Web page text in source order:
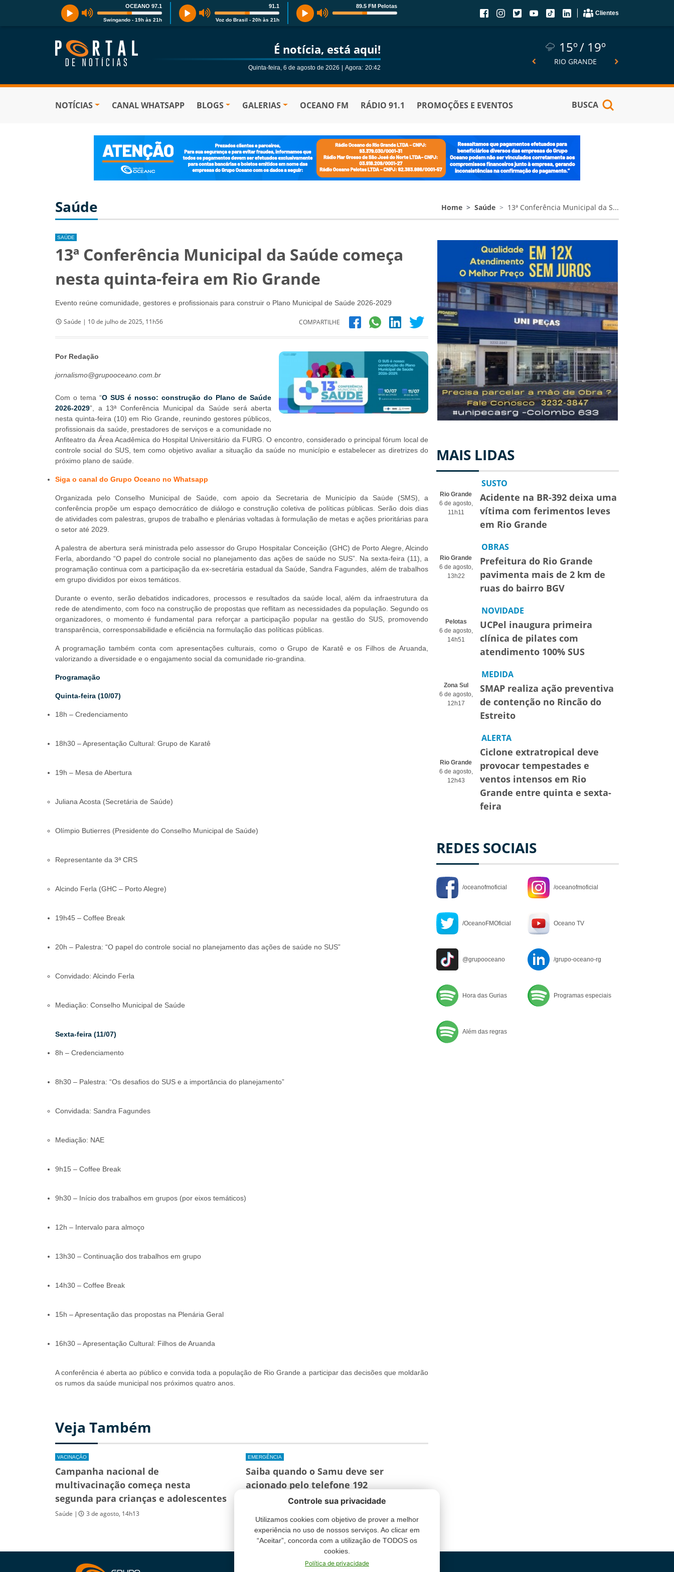
OCEANO 97.1
Swingando - 19h às 21h
91.1
Voz do Brasil - 20h às 21h
89.5 FM Pelotas
Clientes
É notícia, está aqui!
Quinta-feira, 6 de agosto de 2026 | Agora: 20:42
15º 19º
RIO GRANDE
NOTÍCIAS CANAL WHATSAPP BLOGS GALERIAS OCEANO FM RÁDIO 91.1 PROMOÇÕES E EVENTOS BUSCA
Saúde Home Saúde 13ª Conferência Municipal da S...
SAÚDE
13ª Conferência Municipal da Saúde começa
nesta quinta-feira em Rio Grande
Evento reúne comunidade, gestores e profissionais para construir o Plano Municipal de Saúde 2026-2029
Saúde | 10 de julho de 2025, 11h56 COMPARTILHE
Por Redação
jornalismo@grupooceano.com.br
Com o tema “O SUS é nosso: construção do Plano de Saúde
2026-2029”, a 13ª Conferência Municipal da Saúde será aberta
nesta quinta-feira (10) em Rio Grande, reunindo gestores públicos,
profissionais da saúde, prestadores de serviços e a comunidade no
Anfiteatro da Área Acadêmica do Hospital Universitário da FURG. O encontro, considerado o principal fórum local de
controle social do SUS, tem como objetivo avaliar a situação da saúde no município e estabelecer as diretrizes do
próximo plano de saúde.
Siga o canal do Grupo Oceano no Whatsapp
Organizada pelo Conselho Municipal de Saúde, com apoio da Secretaria de Município da Saúde (SMS), a
conferência propõe um espaço democrático de diálogo e construção coletiva de políticas públicas. Serão dois dias
de atividades com palestras, grupos de trabalho e plenárias voltadas à formulação de metas e ações prioritárias para
o setor até 2029.
A palestra de abertura será ministrada pelo assessor do Grupo Hospitalar Conceição (GHC) de Porto Alegre, Alcindo
Ferla, abordando “O papel do controle social no planejamento das ações de saúde no SUS”. Na sexta-feira (11), a
programação continua com a participação da ex-secretária estadual da Saúde, Sandra Fagundes, além de trabalhos
em grupo divididos por eixos temáticos.
Durante o evento, serão debatidos indicadores, processos e resultados da saúde local, além da infraestrutura da
rede de atendimento, com foco na construção de propostas que reflitam as necessidades da população. Segundo os
organizadores, o momento é fundamental para reforçar a participação popular na gestão do SUS, promovendo
transparência, corresponsabilidade e eficiência na formulação das políticas públicas.
A programação também conta com apresentações culturais, como o Grupo de Karatê e os Filhos de Aruanda,
valorizando a diversidade e o engajamento social da comunidade rio-grandina.
Programação
Quinta-feira (10/07)
18h – Credenciamento
18h30 – Apresentação Cultural: Grupo de Karatê
19h – Mesa de Abertura
Juliana Acosta (Secretária de Saúde)
Olímpio Butierres (Presidente do Conselho Municipal de Saúde)
Representante da 3ª CRS
Alcindo Ferla (GHC – Porto Alegre)
19h45 – Coffee Break
20h – Palestra: “O papel do controle social no planejamento das ações de saúde no SUS”
Convidado: Alcindo Ferla
Mediação: Conselho Municipal de Saúde
Sexta-feira (11/07)
8h – Credenciamento
8h30 – Palestra: “Os desafios do SUS e a importância do planejamento”
Convidada: Sandra Fagundes
Mediação: NAE
9h15 – Coffee Break
9h30 – Início dos trabalhos em grupos (por eixos temáticos)
12h – Intervalo para almoço
13h30 – Continuação dos trabalhos em grupo
14h30 – Coffee Break
15h – Apresentação das propostas na Plenária Geral
16h30 – Apresentação Cultural: Filhos de Aruanda
A conferência é aberta ao público e convida toda a população de Rio Grande a participar das decisões que moldarão
os rumos da saúde municipal nos próximos quatro anos.
Veja Também
VACINAÇÃO
Campanha nacional de
multivacinação começa nesta
segunda para crianças e adolescentes
Saúde | 3 de agosto, 14h13
EMERGÊNCIA
Saiba quando o Samu deve ser
acionado pelo telefone 192
3 de agosto, 13h15
MAIS LIDAS
Rio Grande
6 de agosto,
11h11
SUSTO
Acidente na BR-392 deixa uma
vítima com ferimentos leves
em Rio Grande
Rio Grande
6 de agosto,
13h22
OBRAS
Prefeitura do Rio Grande
pavimenta mais de 2 km de
ruas do bairro BGV
Pelotas
6 de agosto,
14h51
NOVIDADE
UCPel inaugura primeira
clínica de pilates com
atendimento 100% SUS
Zona Sul
6 de agosto,
12h17
MEDIDA
SMAP realiza ação preventiva
de contenção no Rincão do
Estreito
Rio Grande
6 de agosto,
12h43
ALERTA
Ciclone extratropical deve
provocar tempestades e
ventos intensos em Rio
Grande entre quinta e sexta-
feira
REDES SOCIAIS
/oceanofmoficial /oceanofmoficial
/OceanoFMOficial Oceano TV
@grupooceano /grupo-oceano-rg
Hora das Gurias Programas especiais
Além das regras
Controle sua privacidade
Utilizamos cookies com objetivo de prover a melhor
experiência no uso de nossos serviços. Ao clicar em
“Aceitar”, concorda com a utilização de TODOS os
cookies.
Política de privacidade